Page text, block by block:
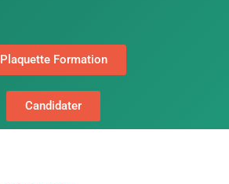
Plaquette Formation
Candidater